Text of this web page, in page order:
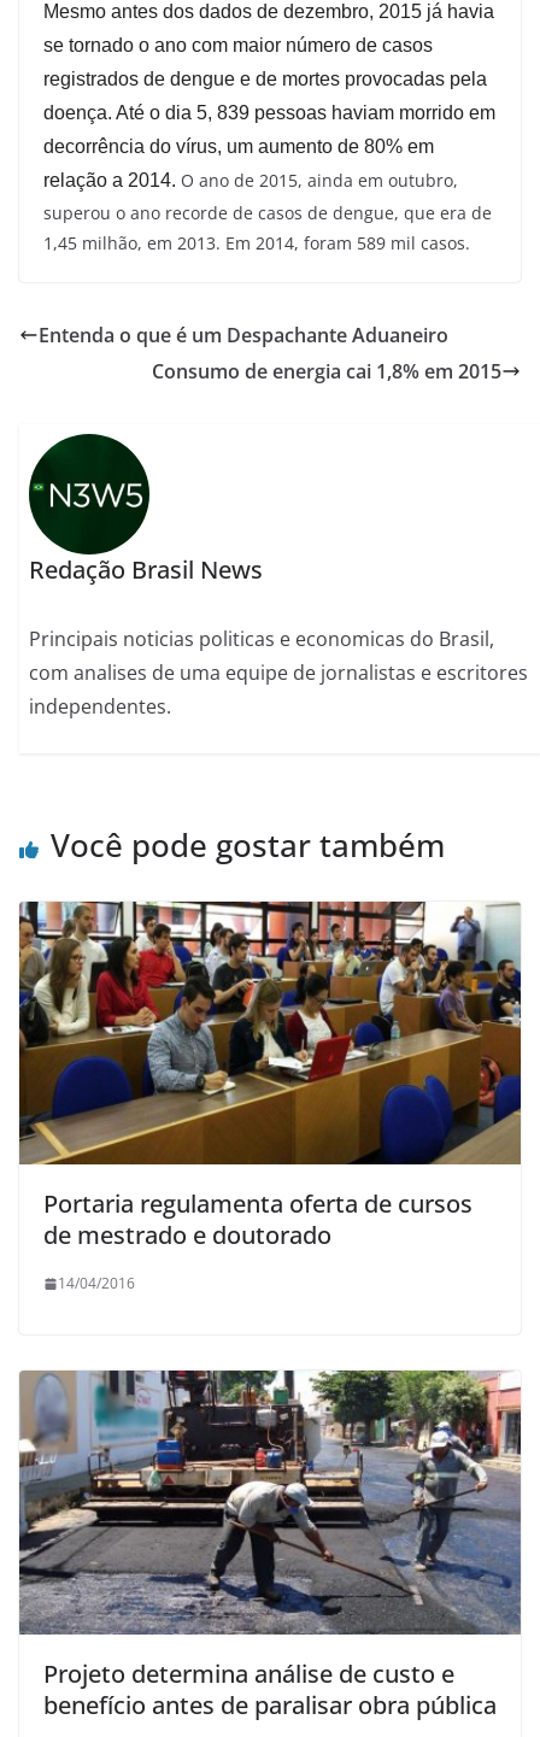
Mesmo antes dos dados de dezembro, 2015 já havia
se tornado o ano com maior número de casos
registrados de dengue e de mortes provocadas pela
doença. Até o dia 5, 839 pessoas haviam morrido em
decorrência do vírus, um aumento de 80% em
relação a 2014. O ano de 2015, ainda em outubro,
superou o ano recorde de casos de dengue, que era de
1,45 milhão, em 2013. Em 2014, foram 589 mil casos.
Entenda o que é um Despachante Aduaneiro
Consumo de energia cai 1,8% em 2015
Redação Brasil News
Principais noticias politicas e economicas do Brasil,
com analises de uma equipe de jornalistas e escritores
independentes.
Você pode gostar também
Portaria regulamenta oferta de cursos
de mestrado e doutorado
14/04/2016
Projeto determina análise de custo e
benefício antes de paralisar obra pública